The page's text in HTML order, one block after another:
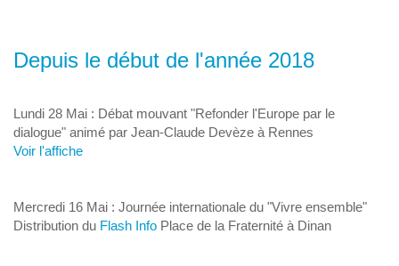
Depuis le début de l'année 2018
Lundi 28 Mai : Débat mouvant "Refonder l'Europe par le
dialogue" animé par Jean-Claude Devèze à Rennes
Voir l'affiche
Mercredi 16 Mai : Journée internationale du "Vivre ensemble"
Distribution du Flash Info Place de la Fraternité à Dinan